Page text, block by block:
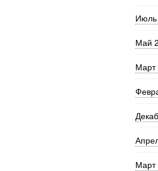
Июль
Май
Март
Март